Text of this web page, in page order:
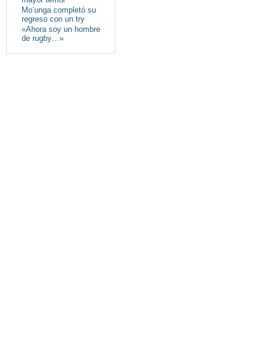
Mo’unga completó su
regreso con un try
«Ahora soy un hombre
de rugby…»